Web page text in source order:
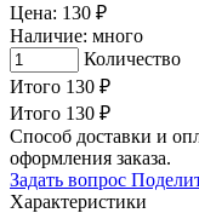
Цена: 130 ₽
Наличие: много
Количество
Итого 130 ₽
Итого 130 ₽
Способ доставки и
оформления заказа.
Задать вопрос
Характеристики